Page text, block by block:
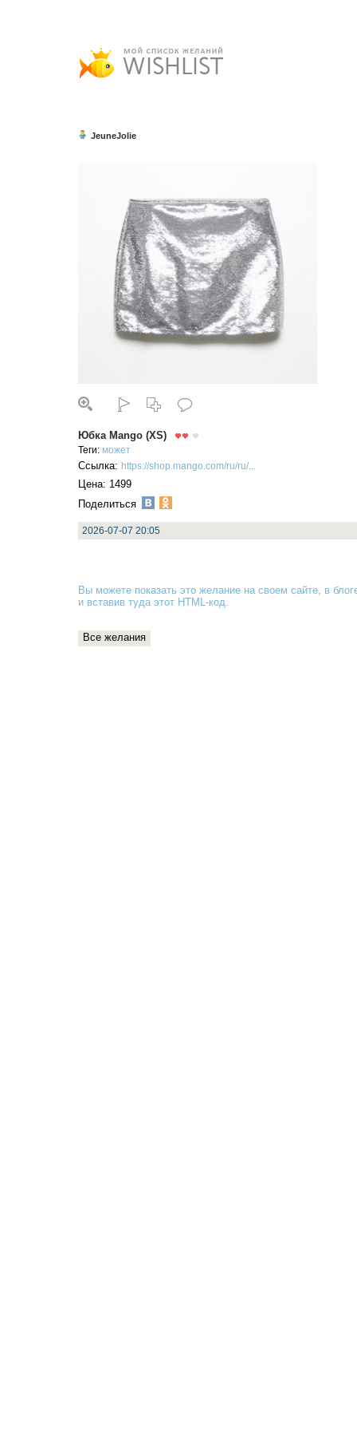
JeuneJolie
Юбка Mango (XS)
Теги: может
Ссылка: https://shop.mango.com/ru/ru/...
Цена: 1499
Поделиться
2026-07-07 20:05
Вы можете показать это желание на своем сайте, в
и вставив туда этот HTML-код.
Все желания